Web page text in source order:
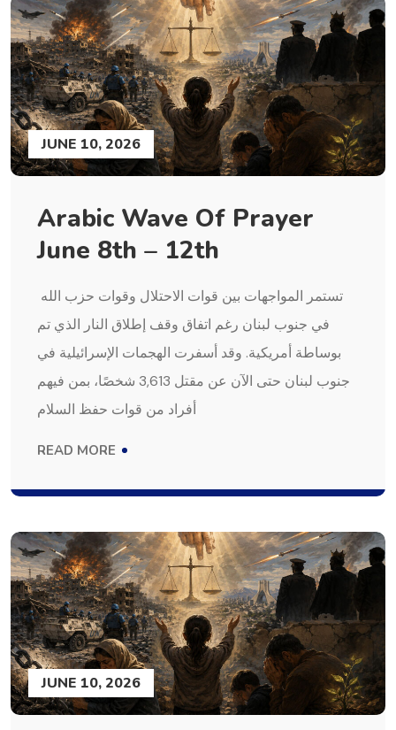
JUNE 10, 2026
Arabic Wave Of Prayer
June 8th – 12th
في جنوب لبنان رغم اتفاق وقف إطلاق النار الذي تم
بوساطة أمريكية. وقد أسفرت الهجمات الإسرائيلية في
جنوب لبنان حتى الآن عن مقتل 3,613 شخصًا، بمن فيهم
أفراد من قوات حفظ السلام
READ MORE
JUNE 10, 2026